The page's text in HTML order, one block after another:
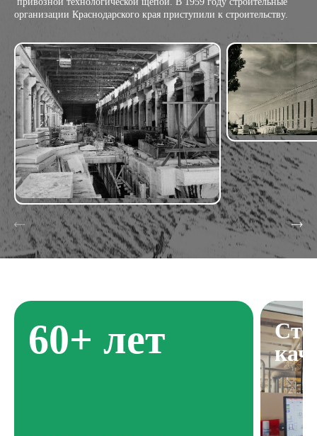
организации Краснодарского края приступили к строительству.
60+ лет